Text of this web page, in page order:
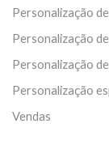
Personalização
Personalização
Personalização
Personalização
Vendas